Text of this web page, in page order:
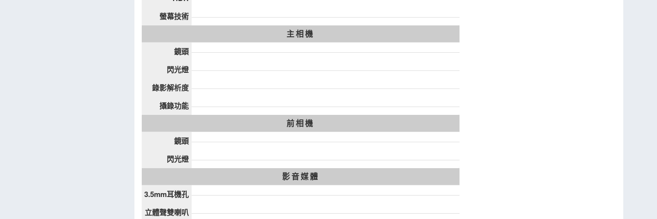
螢幕技術
主相機
鏡頭
閃光燈
錄影解析度
攝錄功能
前相機
鏡頭
閃光燈
影音媒體
3.5mm耳機孔
立體聲雙喇叭